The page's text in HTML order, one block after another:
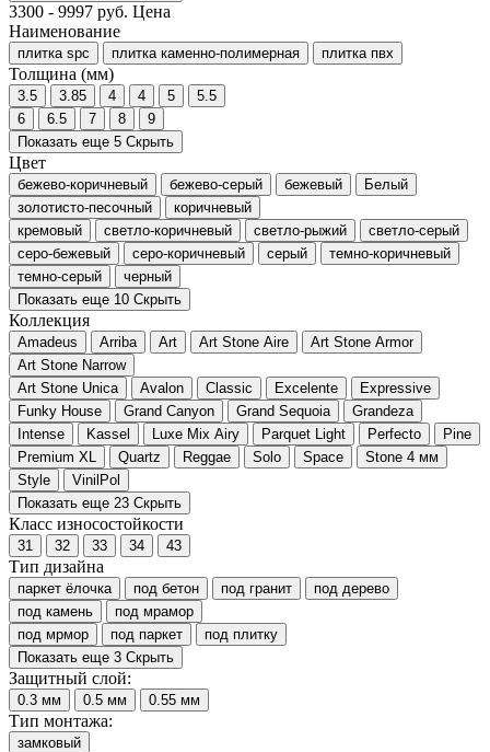
3300 - 9997 руб. Цена
Наименование
плитка spc плитка каменно-полимерная плитка пвх
Толщина (мм)
3.5 3.85 4 4 5
5.5
6
6.5 7 8
9
Показать еще 5 Скрыть
Цвет
бежево-коричневый бежево-серый бежевый
Белый
золотисто-песочный
коричневый
кремовый
светло-коричневый светло-рыжий
светло-серый
серо-бежевый
серо-коричневый серый
темно-коричневый
темно-серый
черный
Показать еще 10 Скрыть
Коллекция
Amadeus Arriba Art Art Stone Aire
Art Stone Armor
Art Stone Narrow
Art Stone Unica
Avalon Classic Excelente
Expressive
Funky House
Grand Canyon Grand Sequoia
Grandeza
Intense
Kassel Luxe Mix Airy Parquet Light Perfecto
Pine
Premium XL
Quartz Reggae Solo Space
Stone 4 мм
Style
VinilPol
Показать еще 23 Скрыть
Класс износостойкости
31 32 33 34 43
Тип дизайна
паркет ёлочка под бетон под гранит
под дерево
под камень
под мрамор
под мрмор
под паркет
под плитку
Показать еще 3 Скрыть
Защитный слой:
0.3 мм 0.5 мм 0.55 мм
Тип монтажа:
замковый